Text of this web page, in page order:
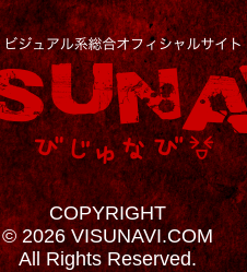
COPYRIGHT
© 2026 VISUNAVI.COM
All Rights Reserved.